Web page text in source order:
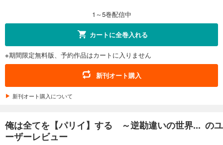
1～5巻配信中
カートに全巻入れる
※期間限定無料版、予約作品はカートに入りません
新刊オート購入
新刊オート購入について
俺は全てを【パリイ】する ～逆勘違いの世界... のユ
ーザーレビュー